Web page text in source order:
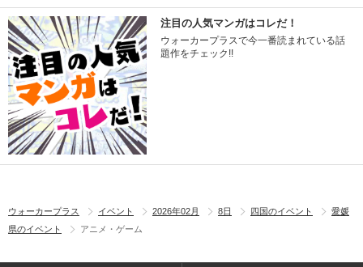
注目の人気マンガはコレだ！
ウォーカープラスで今一番読まれている話
題作をチェック!!
ウォーカープラス イベント 2026年02月 8日 四国のイベント
愛媛
県のイベント
アニメ・ゲーム